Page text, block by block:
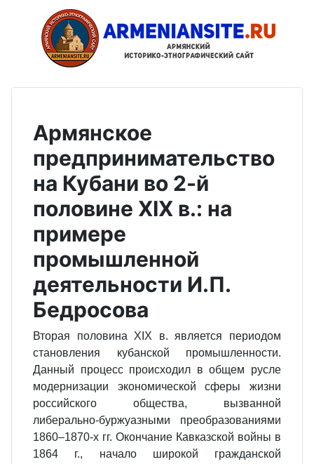
Армянское
предпринимательство
на Кубани во 2-й
половине XIX в.: на
примере
промышленной
деятельности И.П.
Бедросова
Вторая половина XIX в. является периодом
становления кубанской промышленности.
Данный процесс происходил в общем русле
модернизации экономической сферы жизни
российского общества, вызванной
либерально-буржуазными преобразованиями
1860–1870-х гг. Окончание Кавказской войны в
1864 г., начало широкой гражданской